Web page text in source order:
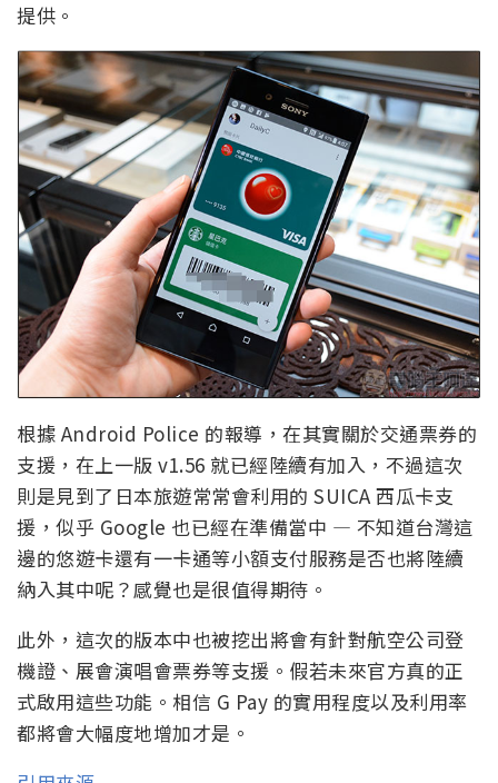
提供。
根據 Android Police 的報導，在其實關於交通票券的
支援，在上一版 v1.56 就已經陸續有加入，不過這次
則是見到了日本旅遊常常會利用的 SUICA 西瓜卡支
援，似乎 Google 也已經在準備當中 — 不知道台灣這
邊的悠遊卡還有一卡通等小額支付服務是否也將陸續
納入其中呢？感覺也是很值得期待。
此外，這次的版本中也被挖出將會有針對航空公司登
機證、展會演唱會票券等支援。假若未來官方真的正
式啟用這些功能。相信 G Pay 的實用程度以及利用率
都將會大幅度地增加才是。